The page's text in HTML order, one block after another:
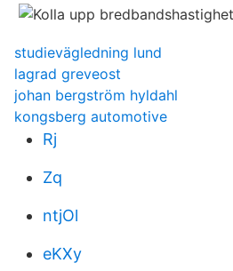
studievägledning lund
lagrad greveost
johan bergström hyldahl
kongsberg automotive
Rj
Zq
ntjOl
eKXy